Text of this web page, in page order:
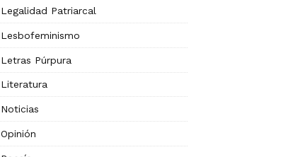
Legalidad Patriarcal
Lesbofeminismo
Letras Púrpura
Literatura
Noticias
Opinión